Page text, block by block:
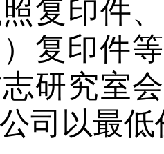
复印件
复印件
研究室
司以最低